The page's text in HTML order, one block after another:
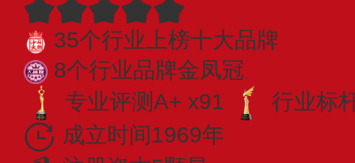
35个行业上榜十大品牌
8个行业品牌金凤冠
专业评测A+ x91
行业标
成立时间1969年